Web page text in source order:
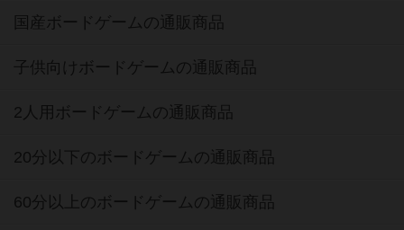
国産ボードゲームの通販商品
子供向けボードゲームの通販商品
2人用ボードゲームの通販商品
20分以下のボードゲームの通販商品
60分以上のボードゲームの通販商品